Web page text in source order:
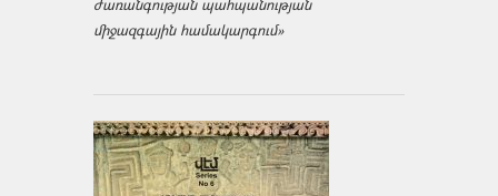
ժառանգության պահպանության
միջազ­գային համակարգում»